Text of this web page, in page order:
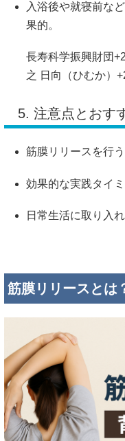
入浴後や就寝前な
果的。
長寿科学振興財団+2
之 日向（ひむか）
5. 注意点とおす
筋膜リリースを行う
効果的な実践タイミ
日常生活に取り入れ
筋膜リリースとは